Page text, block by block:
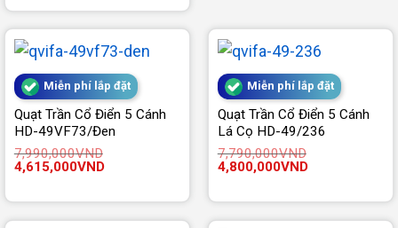
6,290,000VND.là:
3,019,000VND.
Miễn phí lắp đặt
Quạt Trần Cổ Điển 5 Cánh
HD-49VF73/Đen
7,990,000VND
Giá
gốc
7,990,000VND.
4,615,000VNDGiá
là:
4,615,000VND.
Miễn phí lắp đặt
Quạt Trần Cổ Điển 5 Cánh
Lá Cọ HD-49/236
7,790,000VND
Giá
gốc
7,790,000VND.
4,800,000VNDGiá
là:
4,800,000VND.